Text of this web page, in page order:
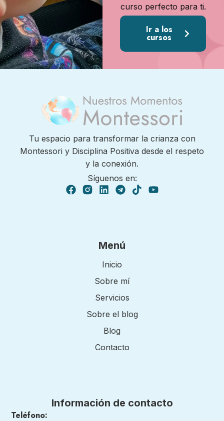
curso perfecto para ti.
Ir a los
cursos
Tu espacio para transformar la crianza con
Montessori y Disciplina Positiva desde el respeto
y la conexión.
Síguenos en:
Menú
Inicio
Sobre mí
Servicios
Sobre el blog
Blog
Contacto
Información de contacto
Teléfono: